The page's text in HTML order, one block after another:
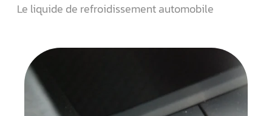
Le liquide de refroidissement automobile